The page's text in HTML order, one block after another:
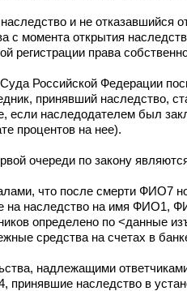
и не отказавшийся
с момента открытия
регистрации права
Российской Федерации
принявший наследство,
если наследодателем был
процентов на нее).
очереди по закону
что после смерти ФИО7
на наследство на имя
определено по <данные
средства на счетах в
надлежащими
наследство в